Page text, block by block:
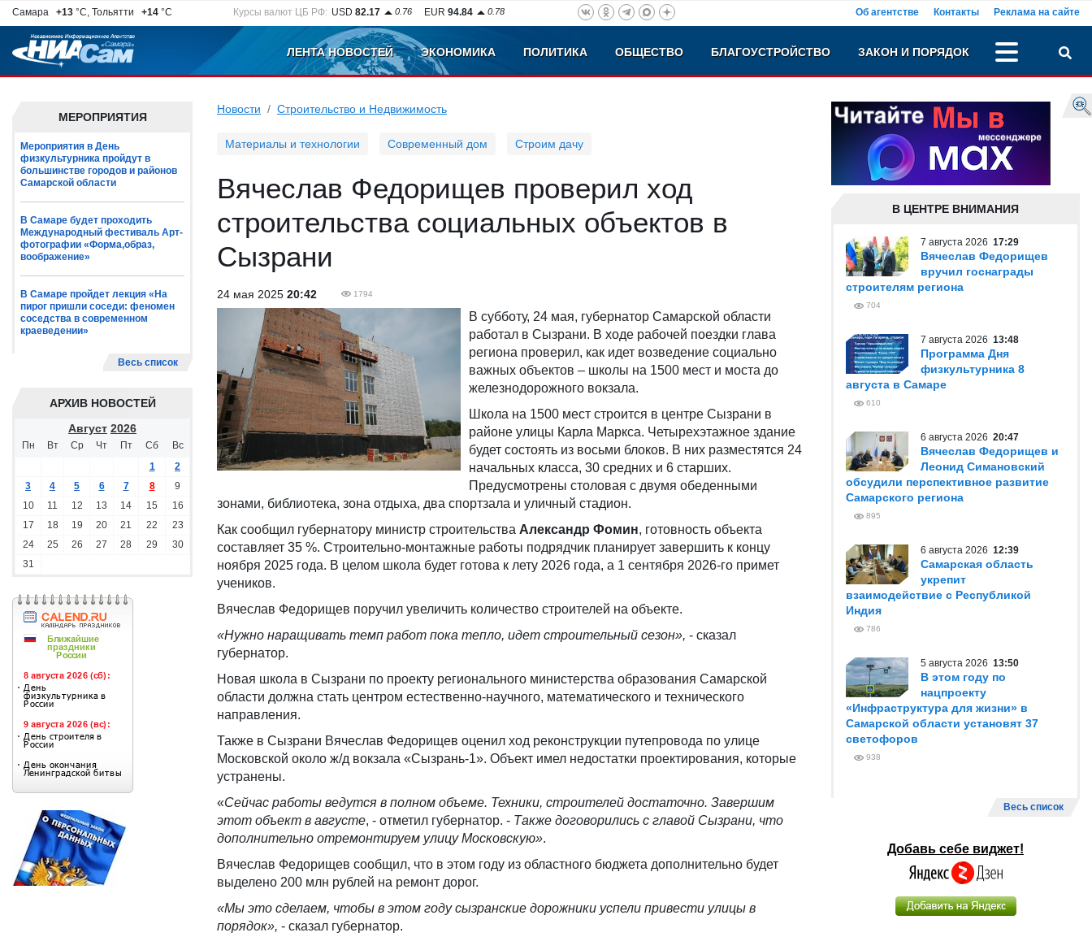
Самара +13 °C, Тольятти +14 °C Курсы валют ЦБ РФ: USD 82.17 0.76 EUR 94.84 0.78 Об агентстве Контакты Реклама на сайте
ЛЕНТА НОВОСТЕЙ ЭКОНОМИКА ПОЛИТИКА ОБЩЕСТВО БЛАГОУСТРОЙСТВО ЗАКОН И ПОРЯДОК
МЕРОПРИЯТИЯ
Мероприятия в День
физкультурника пройдут в
большинстве городов и районов
Самарской области
В Самаре будет проходить
Международный фестиваль Арт-
фотографии «Форма,образ,
воображение»
В Самаре пройдет лекция «На
пирог пришли соседи: феномен
соседства в современном
краеведении»
Весь список
АРХИВ НОВОСТЕЙ
Август 2026
Пн Вт Ср Чт Пт Сб
Вс
1
2
3
4 5 6 7 8
9
10
11 12 13 14 15
16
17
18 19 20 21 22
23
24
25 26 27 28 29
30
31
Новости Строительство и Недвижимость
Материалы и технологии Современный дом Строим дачу
Вячеслав Федорищев проверил ход
строительства социальных объектов в
Сызрани
24 мая 2025 20:42 1794
В субботу, 24 мая, губернатор Самарской области
работал в Сызрани. В ходе рабочей поездки глава
региона проверил, как идет возведение социально
важных объектов – школы на 1500 мест и моста до
железнодорожного вокзала.
Школа на 1500 мест строится в центре Сызрани в
районе улицы Карла Маркса. Четырехэтажное здание
будет состоять из восьми блоков. В них разместятся 24
начальных класса, 30 средних и 6 старших.
Предусмотрены столовая с двумя обеденными
зонами, библиотека, зона отдыха, два спортзала и уличный стадион.
Как сообщил губернатору министр строительства Александр Фомин, готовность объекта
составляет 35 %. Строительно-монтажные работы подрядчик планирует завершить к концу
ноября 2025 года. В целом школа будет готова к лету 2026 года, а 1 сентября 2026-го примет
учеников.
Вячеслав Федорищев поручил увеличить количество строителей на объекте.
«Нужно наращивать темп работ пока тепло, идет строительный сезон», - сказал
губернатор.
Новая школа в Сызрани по проекту регионального министерства образования Самарской
области должна стать центром естественно-научного, математического и технического
направления.
Также в Сызрани Вячеслав Федорищев оценил ход реконструкции путепровода по улице
Московской около ж/д вокзала «Сызрань-1». Объект имел недостатки проектирования, которые
устранены.
«Сейчас работы ведутся в полном объеме. Техники, строителей достаточно. Завершим
этот объект в августе, - отметил губернатор. - Также договорились с главой Сызрани, что
дополнительно отремонтируем улицу Московскую».
Вячеслав Федорищев сообщил, что в этом году из областного бюджета дополнительно будет
выделено 200 млн рублей на ремонт дорог.
«Мы это сделаем, чтобы в этом году сызранские дорожники успели привести улицы в
порядок», - сказал губернатор.
В ЦЕНТРЕ ВНИМАНИЯ
7 августа 2026 17:29
Вячеслав Федорищев
вручил госнаграды
строителям региона
704
7 августа 2026 13:48
Программа Дня
физкультурника 8
августа в Самаре
610
6 августа 2026 20:47
Вячеслав Федорищев и
Леонид Симановский
обсудили перспективное развитие
Самарского региона
895
6 августа 2026 12:39
Самарская область
укрепит
взаимодействие с Республикой
Индия
786
5 августа 2026 13:50
В этом году по
нацпроекту
«Инфраструктура для жизни» в
Самарской области установят 37
светофоров
938
Весь список
Добавь себе виджет!